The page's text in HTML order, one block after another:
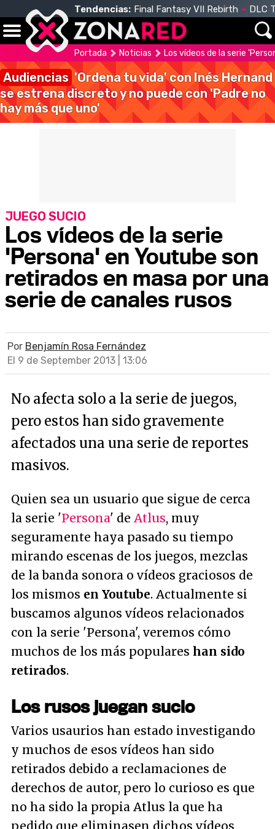
Tendencias: Final Fantasy VII Rebirth DLC
Portada Noticias Los vídeos de la serie
Audiencias 'Ordena tu vida' con Inés Hernand
se estrena discreto y no puede con 'Padre no
hay más que uno'
Los vídeos de la serie
'Persona' en Youtube son
retirados en masa por una
serie de canales rusos
JUEGO SUCIO
Por Benjamín Rosa Fernández
El 9 de September 2013 | 13:06
No afecta solo a la serie de juegos,
pero estos han sido gravemente
afectados una una serie de reportes
masivos.
Quien sea un usuario que sigue de cerca
la serie 'Persona' de Atlus, muy
seguramente haya pasado su tiempo
mirando escenas de los juegos, mezclas
de la banda sonora o vídeos graciosos de
los mismos en Youtube. Actualmente si
buscamos algunos vídeos relacionados
con la serie 'Persona', veremos cómo
muchos de los más populares han sido
retirados.
Los rusos juegan sucio
Varios usaurios han estado investigando
y muchos de esos vídeos han sido
retirados debido a reclamaciones de
derechos de autor, pero lo curioso es que
no ha sido la propia Atlus la que ha
pedido que eliminasen dichos vídeos,